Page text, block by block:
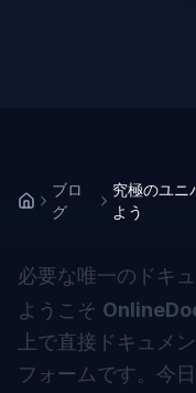
ブロ
グ
究極のユニ
よう
必要な唯一のドキ
ようこそ
上で直接ドキュメ
フォームです。今